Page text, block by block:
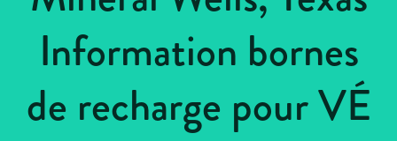
Information bornes
de recharge pour VÉ
États-Unis > Texas